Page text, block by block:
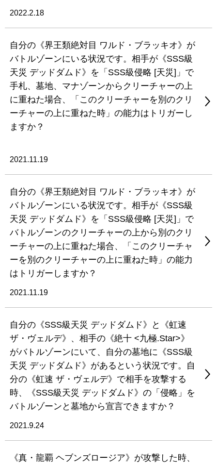
2022.2.18
自分の《界王類絶対目 ワルド・ブラッキオ》が
バトルゾーンにいる状況です。相手が《SSS級
天災 デッドダムド》を「SSS級侵略 [天災]」で
手札、墓地、マナゾーンからクリーチャーの上
に重ねた場合、「このクリーチャーを別のクリ
ーチャーの上に重ねた時」の能力はトリガーし
ますか？
2021.11.19
自分の《界王類絶対目 ワルド・ブラッキオ》が
バトルゾーンにいる状況です。相手が《SSS級
天災 デッドダムド》を「SSS級侵略 [天災]」で
バトルゾーンのクリーチャーの上から別のクリ
ーチャーの上に重ねた場合、「このクリーチャ
ーを別のクリーチャーの上に重ねた時」の能力
はトリガーしますか？
2021.11.19
自分の《SSS級天災 デッドダムド》と《虹速
ザ・ヴェルデ》、相手の《絶十 <九極.Star>》
がバトルゾーンにいて、自分の墓地に《SSS級
天災 デッドダムド》があるという状況です。自
分の《虹速 ザ・ヴェルデ》で相手を攻撃する
時、《SSS級天災 デッドダムド》の「侵略」を
バトルゾーンと墓地から宣言できますか？
2021.9.24
《真・龍覇 ヘブンズロージア》が攻撃した時、